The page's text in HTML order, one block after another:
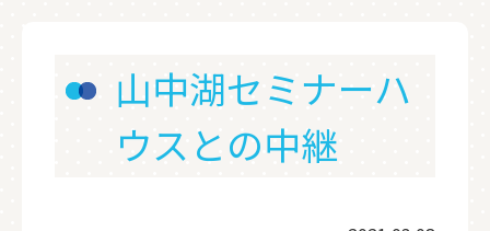
山中湖セミナーハ
ウスとの中継